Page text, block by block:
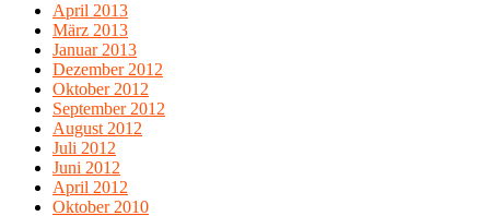
April 2013
März 2013
Januar 2013
Dezember 2012
Oktober 2012
September 2012
August 2012
Juli 2012
Juni 2012
April 2012
Oktober 2010